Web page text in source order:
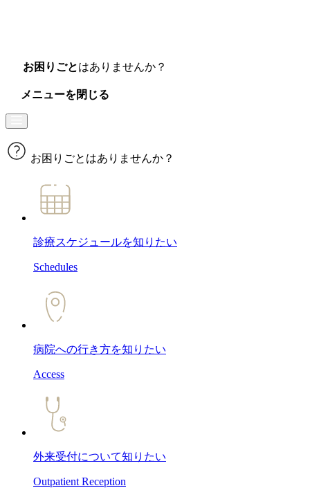
お困りごとはありませんか？
メニューを閉じる
お困りごとはありませんか？
診療スケジュールを知りたい
Schedules
病院への行き方を知りたい
Access
外来受付について知りたい
Outpatient Reception